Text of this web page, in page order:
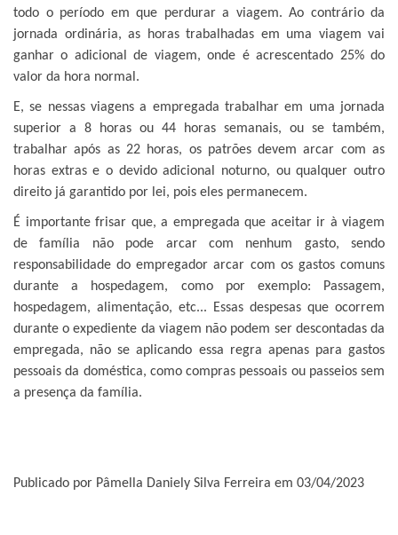
todo o período em que perdurar a viagem. Ao contrário da
jornada ordinária, as horas trabalhadas em uma viagem vai
ganhar o adicional de viagem, onde é acrescentado 25% do
valor da hora normal.
E, se nessas viagens a empregada trabalhar em uma jornada
superior a 8 horas ou 44 horas semanais, ou se também,
trabalhar após as 22 horas, os patrões devem arcar com as
horas extras e o devido adicional noturno, ou qualquer outro
direito já garantido por lei, pois eles permanecem.
É importante frisar que, a empregada que aceitar ir à viagem
de família não pode arcar com nenhum gasto, sendo
responsabilidade do empregador arcar com os gastos comuns
durante a hospedagem, como por exemplo: Passagem,
hospedagem, alimentação, etc... Essas despesas que ocorrem
durante o expediente da viagem não podem ser descontadas da
empregada, não se aplicando essa regra apenas para gastos
pessoais da doméstica, como compras pessoais ou passeios sem
a presença da família.
Publicado por Pâmella Daniely Silva Ferreira em 03/04/2023